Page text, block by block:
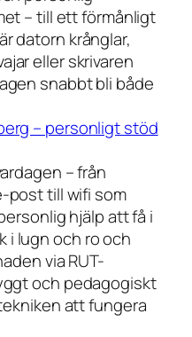
– till ett förmånligt
datorn krånglar,
eller skrivaren
snabbt bli både
– personligt stöd
– från
post till wifi som
hjälp att få i
i lugn och ro och
via RUT-
och pedagogiskt
att fungera